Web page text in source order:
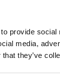
provide
media,
they’ve